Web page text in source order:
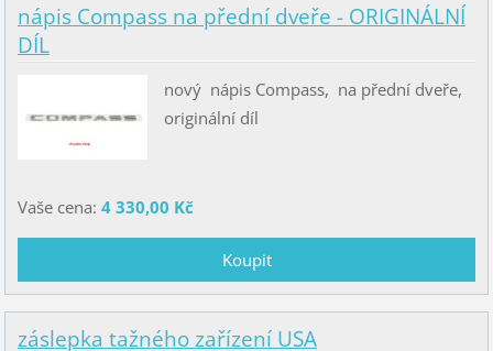
nápis Compass na přední dveře - ORIGINÁLNÍ
DÍL
nový nápis Compass, na přední dveře,
originální díl
Vaše cena: 4 330,00 Kč
záslepka tažného zařízení USA